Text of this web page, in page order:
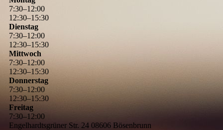
7:30–12:00
12:30–15:30
Dienstag
7:30–12:00
12:30–15:30
Mittwoch
7:30–12:00
12:30–15:30
Donnerstag
7:30–12:00
12:30–15:30
Freitag
7:30–12:00
Engelhardtsgrüner Str. 24 08606 Bösenbrunn